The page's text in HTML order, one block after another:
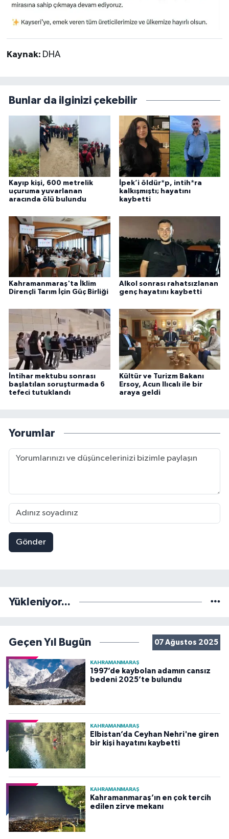
Kaynak: DHA
Bunlar da ilginizi çekebilir
Kayıp kişi, 600 metrelik
uçuruma yuvarlanan
aracında ölü bulundu
İpek’i öldür*p, intih*ra
kalkışmıştı; hayatını
kaybetti
Kahramanmaraş'ta İklim
Dirençli Tarım İçin Güç Birliği
Alkol sonrası rahatsızlanan
genç hayatını kaybetti
İntihar mektubu sonrası
başlatılan soruşturmada 6
tefeci tutuklandı
Kültür ve Turizm Bakanı
Ersoy, Acun Ilıcalı ile bir
araya geldi
Yorumlar
Gönder
Yükleniyor...
Geçen Yıl Bugün 07 Ağustos 2025
KAHRAMANMARAŞ
1997’de kaybolan adamın cansız
bedeni 2025’te bulundu
KAHRAMANMARAŞ
Elbistan’da Ceyhan Nehri'ne giren
bir kişi hayatını kaybetti
KAHRAMANMARAŞ
Kahramanmaraş’ın en çok tercih
edilen zirve mekanı